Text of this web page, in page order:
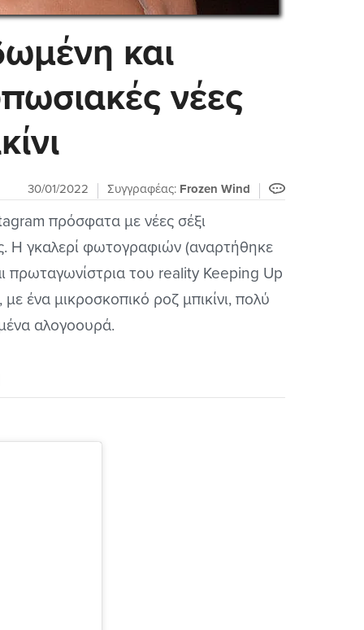
και
νέες
30/01/2022 Συγγραφέας: Frozen Wind
πρόσφατα με νέες σέξι
Η γκαλερί φωτογραφιών (αναρτήθηκε
πρωταγωνίστρια του reality Keeping Up
με ένα μικροσκοπικό ροζ μπικίνι, πολύ
αλογοουρά.